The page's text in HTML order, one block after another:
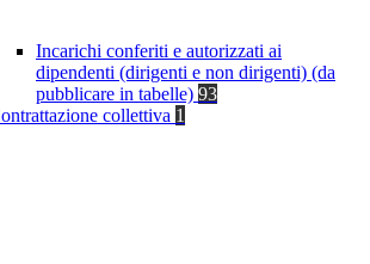
Incarichi conferiti e autorizzati ai
dipendenti (dirigenti e non dirigenti) (da
pubblicare in tabelle) 93
collettiva 1